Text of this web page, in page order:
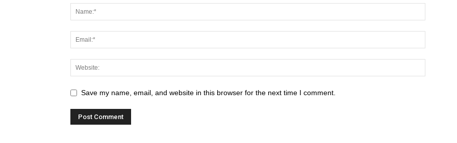
Save my name, email, and website in this browser for the next time I comment.